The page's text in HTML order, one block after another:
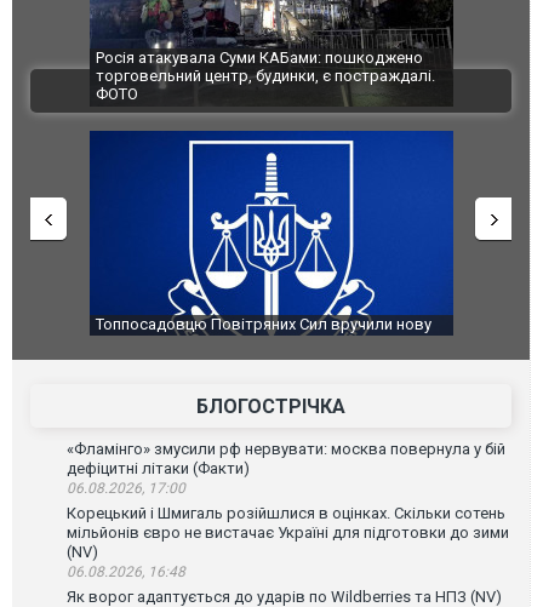
Росія атакувала Суми КАБами: пошкоджено
торговельний центр, будинки, є постраждалі.
ФОТО
під час
ВІДЕО
Топпосадовцю Повітряних Сил вручили нову
Сили
атаку.
БЛОГОСТРІЧКА
«Фламінго» змусили рф нервувати: москва повернула у бій
дефіцитні літаки (Факти)
06.08.2026, 17:00
Корецький і Шмигаль розійшлися в оцінках. Скільки сотень
мільйонів євро не вистачає Україні для підготовки до зими
(NV)
06.08.2026, 16:48
Як ворог адаптується до ударів по Wildberries та НПЗ (NV)